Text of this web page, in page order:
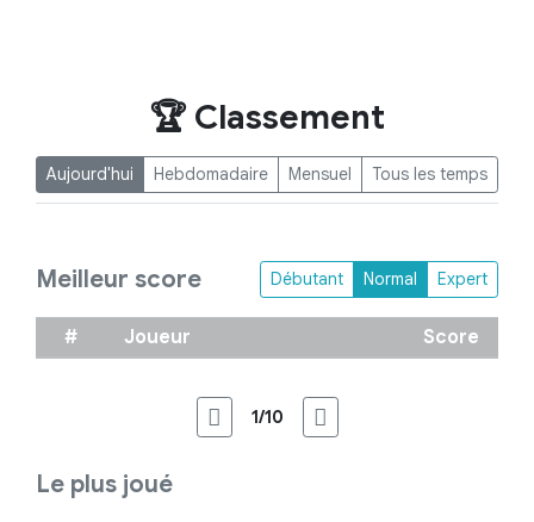
🏆 Classement
Aujourd'hui Hebdomadaire Mensuel Tous les temps
Meilleur score Débutant Normal Expert
# Joueur Score
1/10
Le plus joué